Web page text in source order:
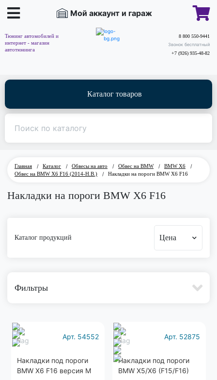
Мой аккаунт и гараж
Тюнинг автомобилей и
интернет - магазин
автотюнинга
8 800 550-9441
Звонок бесплатный
+7 (926) 935-48-82
Каталог товаров
Главная / Каталог / Обвесы на авто / Обвес на BMW / BMW Х6
/
Обвес на BMW X6 F16 (2014-Н.В.)
/ Накладки на пороги BMW X6 F16
Накладки на пороги BMW X6 F16
Каталог продукций Цена
Фильтры
Арт. 54552
Накладки под пороги
BMW X6 F16 версия М
Арт. 52875
Накладки под пороги
BMW X5/X6 (F15/F16)